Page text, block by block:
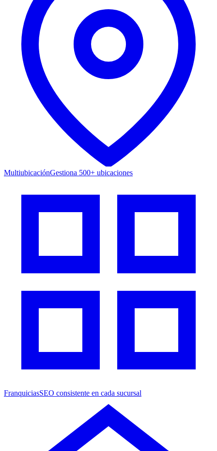
MultiubicaciónGestiona 500+ ubicaciones
FranquiciasSEO consistente en cada sucursal